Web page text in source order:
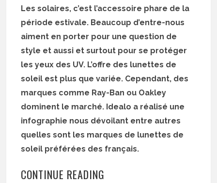
Les solaires, c’est l’accessoire phare de la
période estivale. Beaucoup d’entre-nous
aiment en porter pour une question de
style et aussi et surtout pour se protéger
les yeux des UV. L’offre des lunettes de
soleil est plus que variée. Cependant, des
marques comme Ray-Ban ou Oakley
dominent le marché. Idealo a réalisé une
infographie nous dévoilant entre autres
quelles sont les marques de lunettes de
soleil préférées des français.
CONTINUE READING